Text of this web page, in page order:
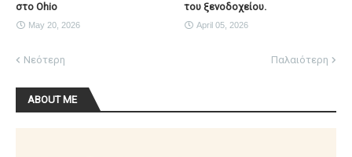
στο Ohio
May 20, 2026
του ξενοδοχείου.
April 05, 2026
Νεότερη Παλαιότερη
ABOUT ME